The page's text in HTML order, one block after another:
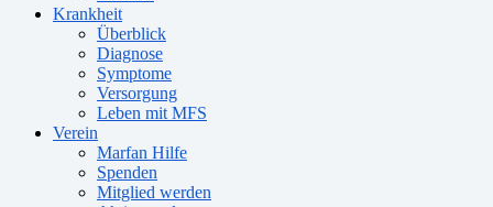
Krankheit
Überblick
Diagnose
Symptome
Versorgung
Leben mit MFS
Verein
Marfan Hilfe
Spenden
Mitglied werden